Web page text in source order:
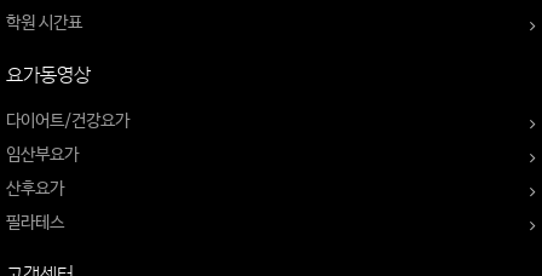
학원 시간표
요가동영상
다이어트/건강요가
임산부요가
산후요가
필라테스